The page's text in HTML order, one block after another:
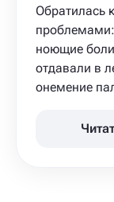
Обратилась
ноющие
отдавали в
онемение